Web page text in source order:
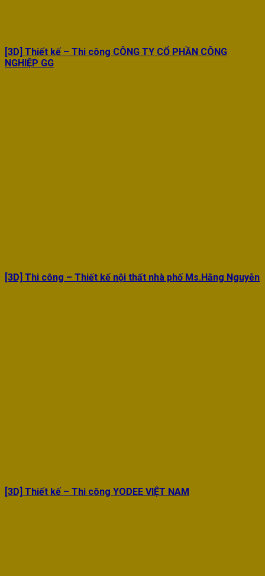
[3D] Thiết kế – Thi công CÔNG TY CỔ PHẦN CÔNG
NGHIỆP GG
[3D] Thi công – Thiết kế nội thất nhà phố Ms.Hằng Nguyễn
[3D] Thiết kế – Thi công YODEE VIỆT NAM